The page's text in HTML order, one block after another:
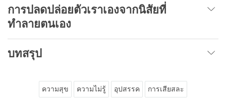
การปลดปล่อยตัวเราเองจากนิสัยที่
ทำลายตนเอง
บทสรุป
ความสุข ความไม่รู้ อุปสรรค การเสียสละ